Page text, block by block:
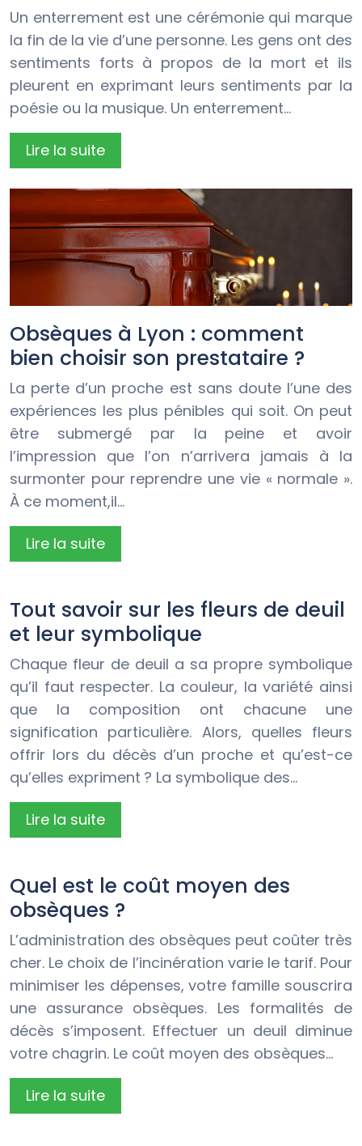
Un enterrement est une cérémonie qui marque
la fin de la vie d’une personne. Les gens ont des
sentiments forts à propos de la mort et ils
pleurent en exprimant leurs sentiments par la
poésie ou la musique. Un enterrement…
Lire la suite
Obsèques à Lyon : comment
bien choisir son prestataire ?
La perte d’un proche est sans doute l’une des
expériences les plus pénibles qui soit. On peut
être submergé par la peine et avoir
l’impression que l’on n’arrivera jamais à la
surmonter pour reprendre une vie « normale ».
À ce moment,il…
Lire la suite
Tout savoir sur les fleurs de deuil
et leur symbolique
Chaque fleur de deuil a sa propre symbolique
qu’il faut respecter. La couleur, la variété ainsi
que la composition ont chacune une
signification particulière. Alors, quelles fleurs
offrir lors du décès d’un proche et qu’est-ce
qu’elles expriment ? La symbolique des…
Lire la suite
Quel est le coût moyen des
obsèques ?
L’administration des obsèques peut coûter très
cher. Le choix de l’incinération varie le tarif. Pour
minimiser les dépenses, votre famille souscrira
une assurance obsèques. Les formalités de
décès s’imposent. Effectuer un deuil diminue
votre chagrin. Le coût moyen des obsèques…
Lire la suite